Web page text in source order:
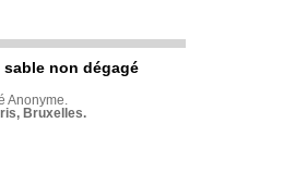
non dégagé
Anonyme.
Bruxelles.